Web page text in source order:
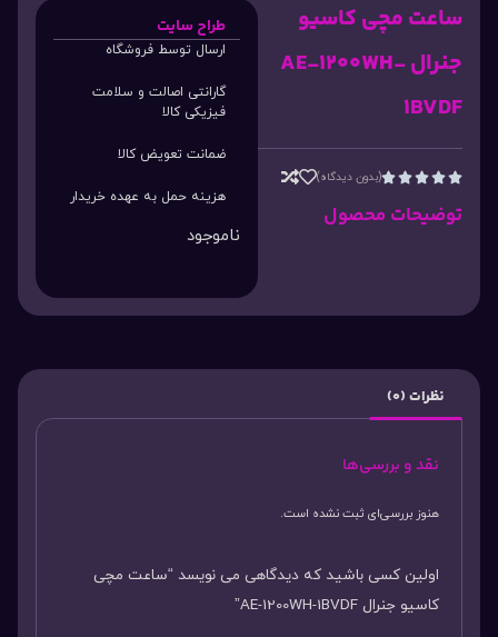
ساعت مچی کاسیو
جنرال AE-1200WH-
1BVDF




(بدون دیدگاه)
توضیحات محصول
طراح سایت
ارسال توسط فروشگاه
گارانتی اصالت و سلامت
فیزیکی کالا
ضمانت تعویض کالا
هزینه حمل به عهده خریدار
ناموجود
نظرات (0)
نقد و بررسی‌ها
هنوز بررسی‌ای ثبت نشده است.
اولین کسی باشید که دیدگاهی می نویسد “ساعت مچی
کاسیو جنرال AE-1200WH-1BVDF”